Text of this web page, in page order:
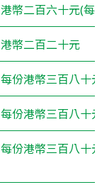
港幣二百六十元(每
港幣二百二十元
每份港幣三百八十元
每份港幣三百八十元
每份港幣三百八十元